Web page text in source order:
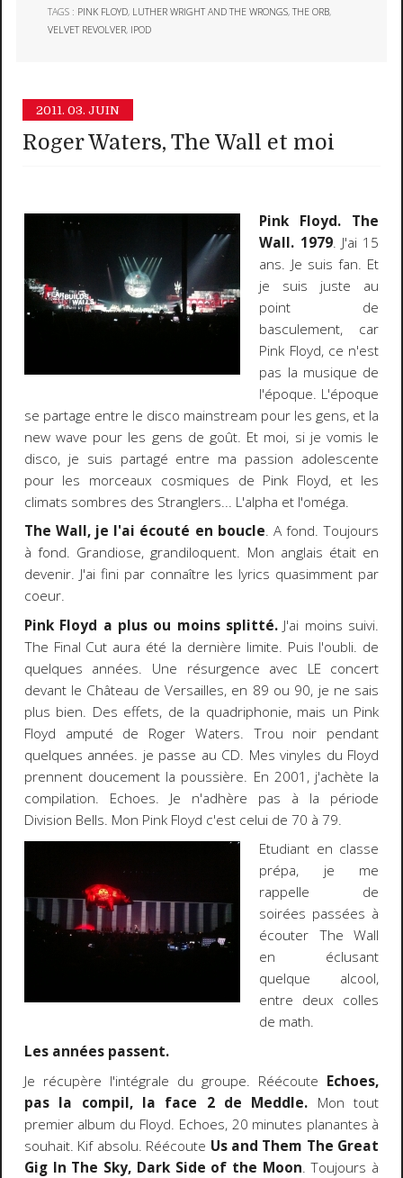
TAGS : PINK FLOYD, LUTHER WRIGHT AND THE WRONGS,THE ORB,
VELVET REVOLVER, IPOD
2011. 03. JUIN
Roger Waters, The Wall et moi
Pink Floyd. The
Wall. 1979. J'ai 15
ans. Je suis fan. Et
je suis juste au
point de
basculement, car
Pink Floyd, ce n'est
pas la musique de
l'époque. L'époque
se partage entre le disco mainstream pour les gens, et la
new wave pour les gens de goût. Et moi, si je vomis le
disco, je suis partagé entre ma passion adolescente
pour les morceaux cosmiques de Pink Floyd, et les
climats sombres des Stranglers... L'alpha et l'oméga.
The Wall, je l'ai écouté en boucle. A fond. Toujours
à fond. Grandiose, grandiloquent. Mon anglais était en
devenir. J'ai fini par connaître les lyrics quasimment par
coeur.
Pink Floyd a plus ou moins splitté. J'ai moins suivi.
The Final Cut aura été la dernière limite. Puis l'oubli. de
quelques années. Une résurgence avec LE concert
devant le Château de Versailles, en 89 ou 90, je ne sais
plus bien. Des effets, de la quadriphonie, mais un Pink
Floyd amputé de Roger Waters. Trou noir pendant
quelques années. je passe au CD. Mes vinyles du Floyd
prennent doucement la poussière. En 2001, j'achète la
compilation. Echoes. Je n'adhère pas à la période
Division Bells. Mon Pink Floyd c'est celui de 70 à 79.
Etudiant en classe
prépa, je me
rappelle de
soirées passées à
écouter The Wall
en éclusant
quelque alcool,
entre deux colles
de math.
Les années passent.
Je récupère l'intégrale du groupe. Réécoute Echoes,
pas la compil, la face 2 de Meddle. Mon tout
premier album du Floyd. Echoes, 20 minutes planantes à
souhait. Kif absolu. Réécoute Us and Them The Great
Gig In The Sky, Dark Side of the Moon. Toujours à